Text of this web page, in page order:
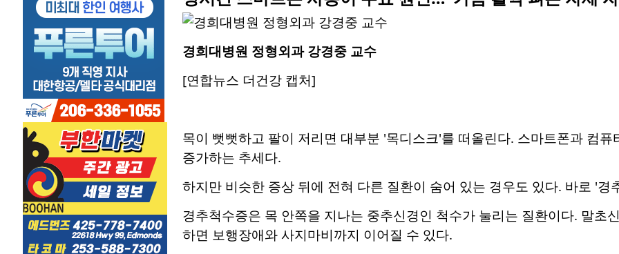
경희대병원 정형외과 강경중 교수
[연합뉴스 더건강 캡처]
목이 뻣뻣하고 팔이 저리면 대부분 '목디스크'를 떠올린다. 스마트폰과 컴
증가하는 추세다.
하지만 비슷한 증상 뒤에 전혀 다른 질환이 숨어 있는 경우도 있다. 바로 '경
경추척수증은 목 안쪽을 지나는 중추신경인 척수가 눌리는 질환이다. 말초
하면 보행장애와 사지마비까지 이어질 수 있다.